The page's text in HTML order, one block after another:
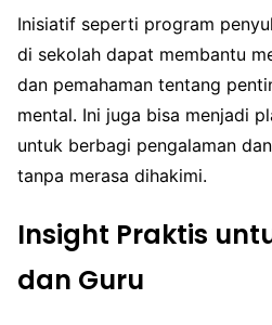
Inisiatif seperti program
di sekolah dapat membantu
dan pemahaman tentang
mental. Ini juga bisa menjadi
untuk berbagi pengalaman
tanpa merasa dihakimi.
Insight Praktis
dan Guru